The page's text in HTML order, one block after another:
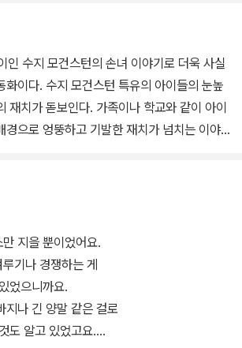
인 수지 모건스턴의 손녀 이야기로 더욱 사실
화이다. 수지 모건스턴 특유의 아이들의 눈높
재치가 돋보인다. 가족이나 학교와 같이 아이
경으로 엉뚱하고 기발한 재치가 넘치는 이야기
는 엠마가 자신의 일상을 일기장에 남기고
서는 새로운 환경을 두려워하는 엠마가 학교
정을 그리고 있다.
한 저녁>에서는 엠마와 단짝 친구 앙토냉이
며 우정을 키워 나가는 모습을,<엠마는 할머
지을 뿐이었어요.
기나 경쟁하는 게
었으니까요.
지나 긴 양말 같은 걸로
도 알고 있었고요.